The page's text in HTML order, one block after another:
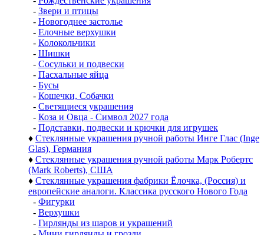
- Звери и птицы
- Новогоднее застолье
- Елочные верхушки
- Колокольчики
- Шишки
- Сосульки и подвески
- Пасхальные яйца
- Бусы
- Кошечки, Собачки
- Светящиеся украшения
- Коза и Овца - Символ 2027 года
- Подставки, подвески и крючки для игрушек
♦ Стеклянные украшения ручной работы Инге Глас (Inge
Glas), Германия
♦ Стеклянные украшения ручной работы Марк Робертс
(Mark Roberts), США
♦ Стеклянные украшения фабрики Ёлочка, (Россия) и
европейские аналоги. Классика русского Нового Года
- Фигурки
- Верхушки
- Гирлянды из шаров и украшений